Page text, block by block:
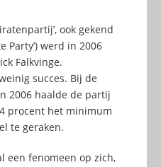
ook gekend
Party’) werd in 2006
Falkvinge.
succes. Bij de
2006 haalde de partij
procent het minimum
te geraken.
een fenomeen op zich,